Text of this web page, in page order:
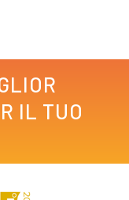
IL TUO